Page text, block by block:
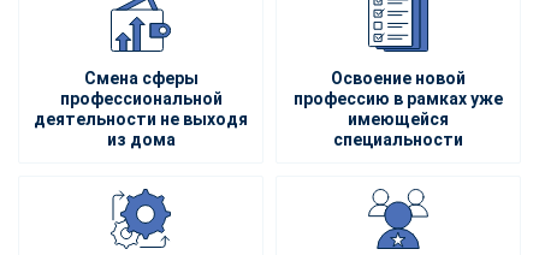
Смена сферы
профессиональной
деятельности не выходя
из дома
Освоение новой
профессию в рамках уже
имеющейся
специальности